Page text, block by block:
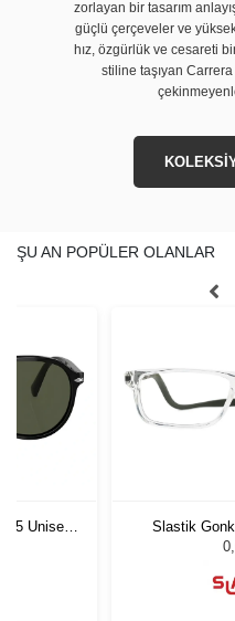
zorlayan bir tasarım
güçlü çerçeveler ve
hız, özgürlük ve cesareti
stiline taşıyan
ŞU AN POPÜLER OLANLAR
55 Unisex
Slastik